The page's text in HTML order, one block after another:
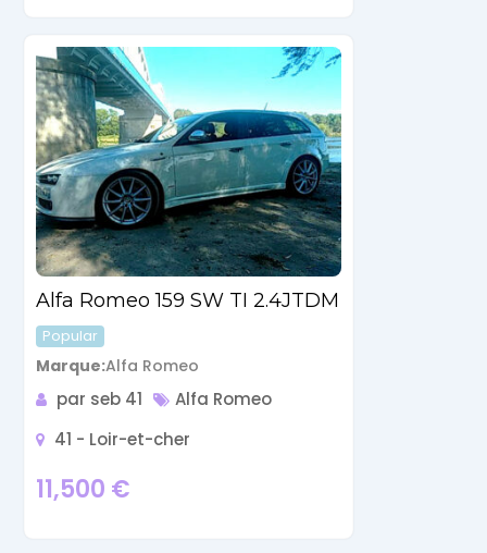
Alfa Romeo 159 SW TI 2.4JTDM
Popular
Marque Alfa Romeo
par seb 41
Alfa Romeo
41 - Loir-et-cher
11,500 €